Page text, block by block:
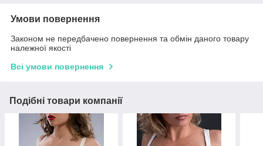
Умови повернення
Законом не передбачено повернення та обмін даного товару
належної якості
Всі умови повернення
Подібні товари компанії